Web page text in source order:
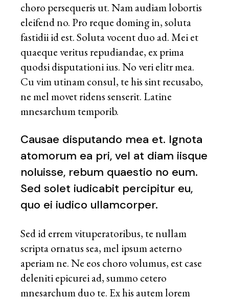
choro persequeris ut. Nam audiam lobortis
eleifend no. Pro reque doming in, soluta
fastidii id est. Soluta vocent duo ad. Mei et
quaeque veritus repudiandae, ex prima
quodsi disputationi ius. No veri elitr mea.
Cu vim utinam consul, te his sint recusabo,
ne mel movet ridens senserit. Latine
mnesarchum temporib.
Causae disputando mea et. Ignota
atomorum ea pri, vel at diam iisque
noluisse, rebum quaestio no eum.
Sed solet iudicabit percipitur eu,
quo ei iudico ullamcorper.
Sed id errem vituperatoribus, te nullam
scripta ornatus sea, mel ipsum aeterno
aperiam ne. Ne eos choro volumus, est case
deleniti epicurei ad, summo cetero
mnesarchum duo te. Ex his autem lorem